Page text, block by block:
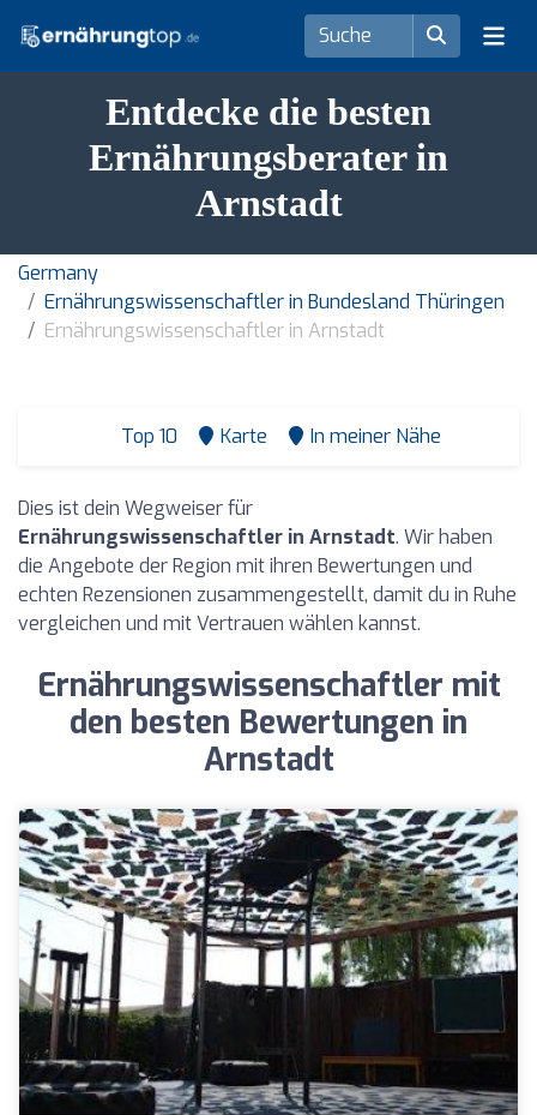
Entdecke die besten
Ernährungsberater in
Arnstadt
Germany
Ernährungswissenschaftler in Bundesland Thüringen
Ernährungswissenschaftler in Arnstadt
Top 10 Karte In meiner Nähe
Dies ist dein Wegweiser für
Ernährungswissenschaftler in Arnstadt. Wir haben
die Angebote der Region mit ihren Bewertungen und
echten Rezensionen zusammengestellt, damit du in Ruhe
vergleichen und mit Vertrauen wählen kannst.
Ernährungswissenschaftler mit
den besten Bewertungen in
Arnstadt